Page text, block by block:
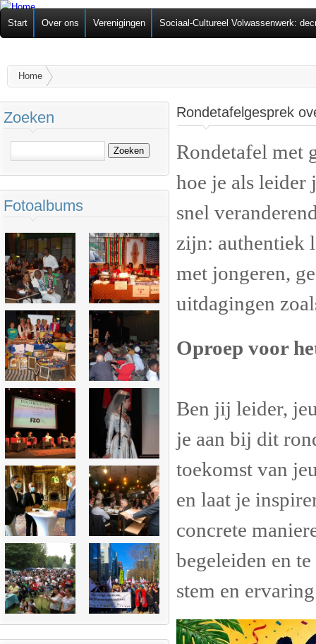
Federatie van
Zelforganisaties
Start Over ons Verenigingen Sociaal-Cultureel Volwassenwerk:
U bent hier
Home
Rondetafelgesprek
Rondetafel met
hoe je als leider
snel
zijn: authentiek
met jongeren,
uitdagingen
Oproep voor
Ben jij leider,
je aan bij dit
toekomst van
en laat je
concrete
begeleiden en
stem en
Zoeken
Fotoalbums